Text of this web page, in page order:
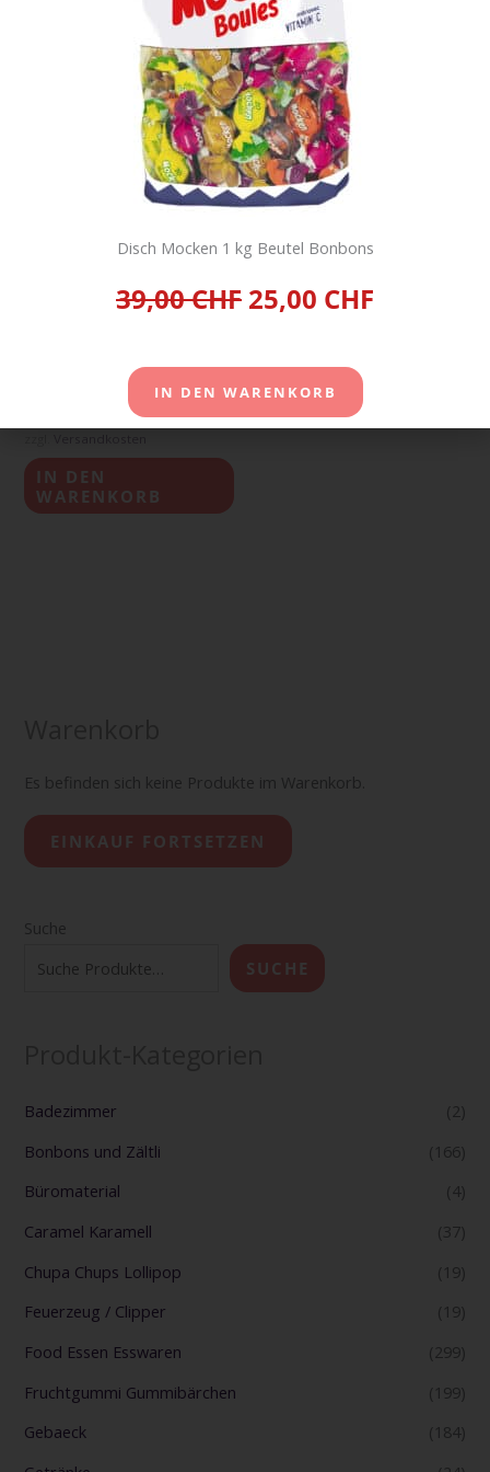
Coppenrath Spritzgenuss
IN DEN
WARENKORB
Es befinden sich keine Produkte im Warenkorb.
EINKAUF FORTSETZEN
Suche
SUCHE
Badezimmer
(2)
Bonbons und Zältli
(166)
Büromaterial
(4)
Caramel Karamell
(37)
Chupa Chups Lollipop
(19)
Feuerzeug / Clipper
(19)
Food Essen Esswaren
(299)
Fruchtgummi Gummibärchen
(199)
Gebaeck
(184)
Disch Mocken 1 kg Beutel Bonbons
39,00 CHF 25,00 CHF
IN DEN WARENKORB